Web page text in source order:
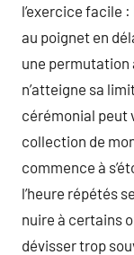
l’exercice facile
au poignet en
une permutation
n’atteigne sa
cérémonial peut
collection de
commence à
l’heure répétés
nuire à certains
dévisser trop